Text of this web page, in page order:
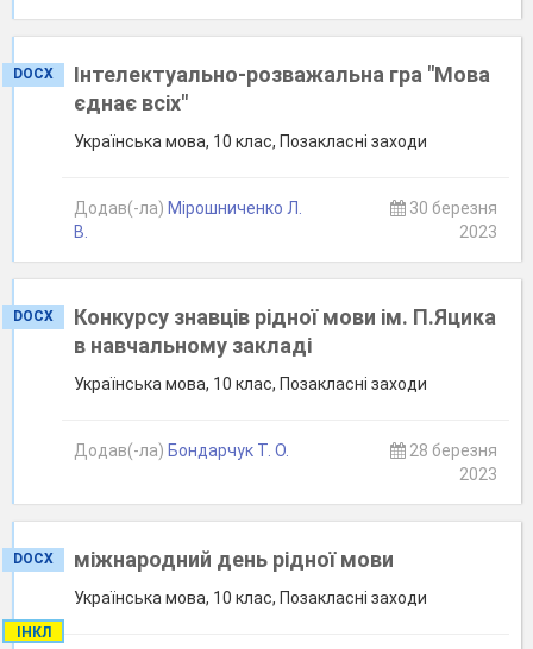
DOCX
Інтелектуально-розважальна гра "Мова
єднає всіх"
Українська мова, 10 клас, Позакласні заходи
Додав(-ла) Мірошниченко Л.
В.
30 березня
2023
DOCX
Конкурсу знавців рідної мови ім. П.Яцика
в навчальному закладі
Українська мова, 10 клас, Позакласні заходи
Додав(-ла) Бондарчук Т. О.
28 березня
2023
DOCX
ІНКЛ
міжнародний день рідної мови
Українська мова, 10 клас, Позакласні заходи